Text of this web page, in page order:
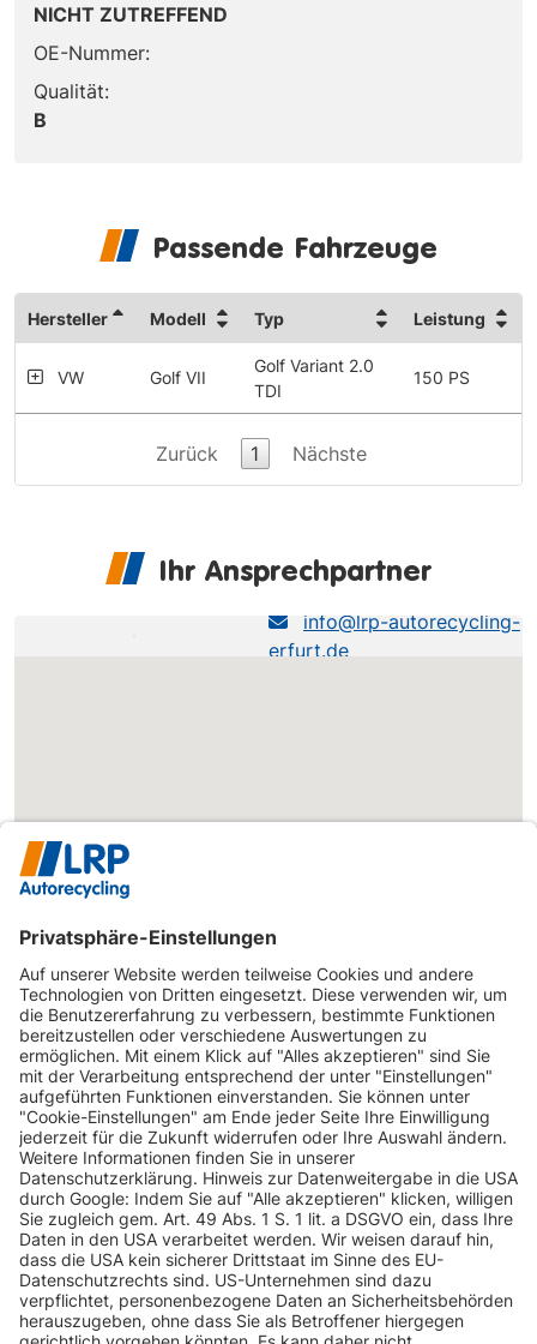
NICHT ZUTREFFEND
OE-Nummer:
Qualität:
B
Passende Fahrzeuge
Hersteller Modell Typ Leistung
VW Golf VII
Golf Variant 2.0
TDI
150 PS
Zurück 1 Nächste
Ihr Ansprechpartner
LRP Erfurt
info@lrp-autorecycling-
erfurt.de
INFORMATIONEN
KUNDENSERVICE
INFORMATIONEN